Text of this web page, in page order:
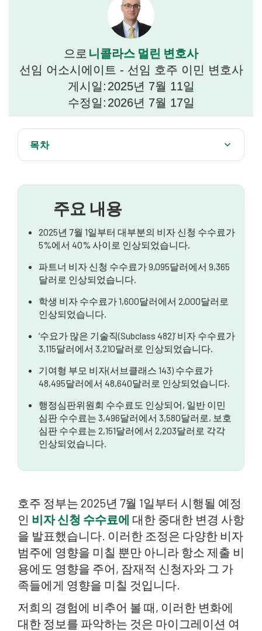
으로 니콜라스 멀린 변호사
선임 어소시에이트 - 선임 호주 이민 변호사
게시일: 2025년 7월 11일
수정일: 2026년 7월 17일
목차
호주 이민 변호사가 도와줄 수 있는 방법
주요 내용
2025년 7월 1일부터 대부분의 비자 신청 수수료가
5%에서 40% 사이로 인상되었습니다.
파트너 비자 신청 수수료가 9,095달러에서 9,365
달러로 인상되었습니다.
학생 비자 수수료가 1,600달러에서 2,000달러로
인상되었습니다.
‘수요가 많은 기술직(Subclass 482)’ 비자 수수료가
3,115달러에서 3,210달러로 인상되었습니다.
기여형 부모 비자(서브클래스 143) 수수료가
48,495달러에서 48,640달러로 인상되었습니다.
행정심판위원회 수수료도 인상되어, 일반 이민
심판 수수료는 3,496달러에서 3,580달러로, 보호
심판 수수료는 2,151달러에서 2,203달러로 각각
인상되었습니다.
호주 정부는 2025년 7월 1일부터 시행될 예정
인 비자 신청 수수료에 대한 중대한 변경 사항
을 발표했습니다. 이러한 조정은 다양한 비자
범주에 영향을 미칠 뿐만 아니라 항소 제출 비
용에도 영향을 주어, 잠재적 신청자와 그 가
족들에게 영향을 미칠 것입니다.
저희의 경험에 비추어 볼 때, 이러한 변화에
대한 정보를 파악하는 것은 마이그레이션 여